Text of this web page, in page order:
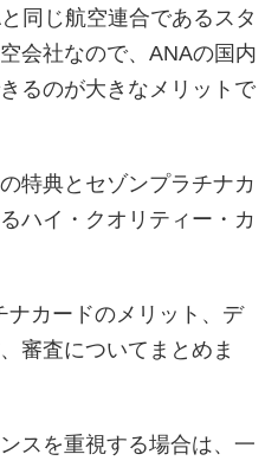
同じ航空連合であるスタ
会社なので、ANAの国内
るのが大きなメリットで
特典とセゾンプラチナカ
ハイ・クオリティー・カ
ナカードのメリット、デ
審査についてまとめま
スを重視する場合は、一